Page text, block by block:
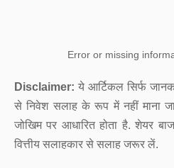
Error or missing
Disclaimer: ये आर्टिकल सिर्फ
से निवेश सलाह के रूप में नहीं माना
जोखिम पर आधारित होता है. शेयर
वित्तीय सलाहकार से सलाह जरूर लें.